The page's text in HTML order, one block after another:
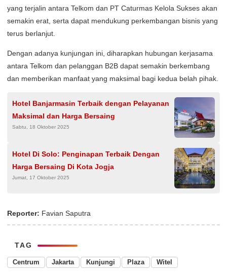
yang terjalin antara Telkom dan PT Caturmas Kelola Sukses akan
semakin erat, serta dapat mendukung perkembangan bisnis yang
terus berlanjut.
Dengan adanya kunjungan ini, diharapkan hubungan kerjasama
antara Telkom dan pelanggan B2B dapat semakin berkembang
dan memberikan manfaat yang maksimal bagi kedua belah pihak.
Hotel Banjarmasin Terbaik dengan Pelayanan
Maksimal dan Harga Bersaing
Sabtu, 18 Oktober 2025
Hotel Di Solo: Penginapan Terbaik Dengan
Harga Bersaing Di Kota Jogja
Jumat, 17 Oktober 2025
Reporter: Favian Saputra
TAG
Centrum Jakarta Kunjungi Plaza Witel